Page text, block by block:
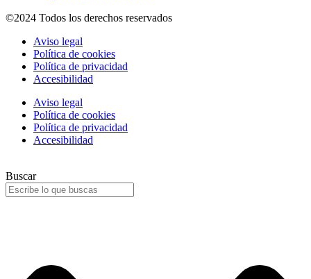
©2024 Todos los derechos reservados
Aviso legal
Política de cookies
Política de privacidad
Accesibilidad
Aviso legal
Política de cookies
Política de privacidad
Accesibilidad
Buscar